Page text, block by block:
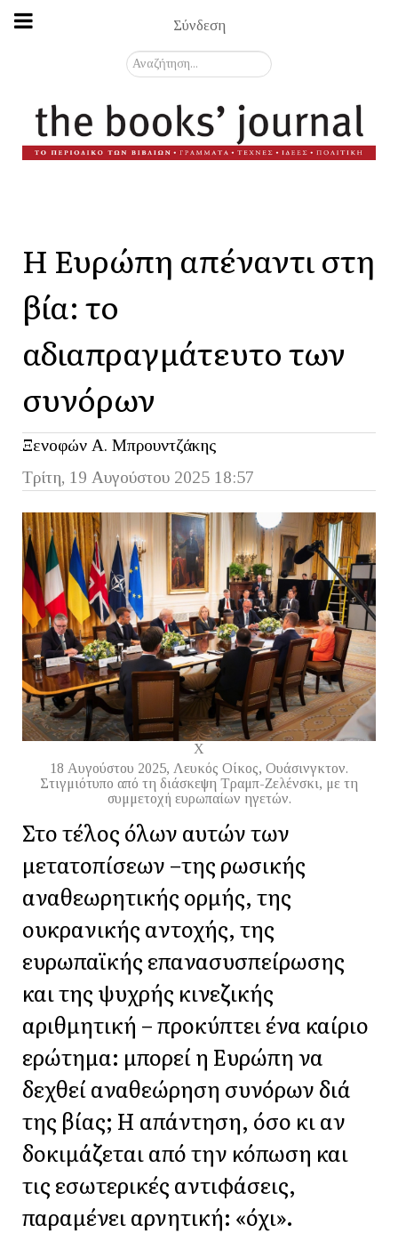
Σύνδεση
Αναζήτηση...
Η Ευρώπη απέναντι στη
βία: το
αδιαπραγμάτευτο των
συνόρων
Ξενοφών Α. Μπρουντζάκης
Τρίτη, 19 Αυγούστου 2025 18:57
Χ
18 Αυγούστου 2025, Λευκός Οίκος, Ουάσινγκτον.
Στιγμιότυπο από τη διάσκεψη Τραμπ-Ζελένσκι, με τη
συμμετοχή ευρωπαίων ηγετών.
Στο τέλος όλων αυτών των
μετατοπίσεων –της ρωσικής
αναθεωρητικής ορμής, της
ουκρανικής αντοχής, της
ευρωπαϊκής επανασυσπείρωσης
και της ψυχρής κινεζικής
αριθμητική – προκύπτει ένα καίριο
ερώτημα: μπορεί η Ευρώπη να
δεχθεί αναθεώρηση συνόρων διά
της βίας; Η απάντηση, όσο κι αν
δοκιμάζεται από την κόπωση και
τις εσωτερικές αντιφάσεις,
παραμένει αρνητική: «όχι».